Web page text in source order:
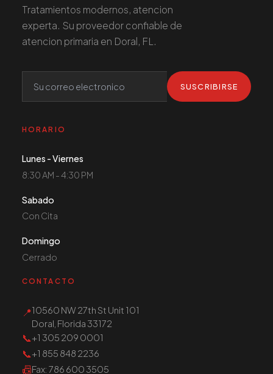
Tratamientos modernos, atencion
experta. Su proveedor confiable de
atencion primaria en Doral, FL.
SUSCRIBIRSE
HORARIO
Lunes - Viernes
8:30 AM - 4:30 PM
Sabado
Con Cita
Domingo
Cerrado
CONTACTO
📍10560 NW 27th St Unit 101
Doral, Florida 33172
📞+1 305 209 0001
📞+1 855 848 2236
📠Fax: 786 600 3505